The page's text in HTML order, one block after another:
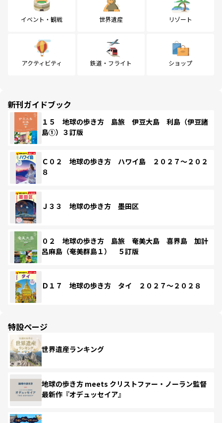
イベント・観戦 世界遺産 リゾート
アクティビティ 鉄道・フライト ショップ
新刊ガイドブック
１５ 地球の歩き方 島旅 伊豆大島 利島（伊豆諸
島①）３訂版
Ｃ０２ 地球の歩き方 ハワイ島 ２０２７～２０２
８
Ｊ３３ 地球の歩き方 墨田区
０２ 地球の歩き方 島旅 奄美大島 喜界島 加計
呂麻島（奄美群島１） ５訂版
Ｄ１７ 地球の歩き方 タイ ２０２７～２０２８
特設ページ
世界遺産ランキング
地球の歩き方 meets クリストファー・ノーラン監督
最新作『オデュッセイア』